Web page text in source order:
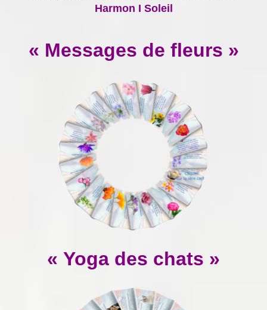
Harmon I Soleil
« Messages de fleurs »
« Yoga des chats »